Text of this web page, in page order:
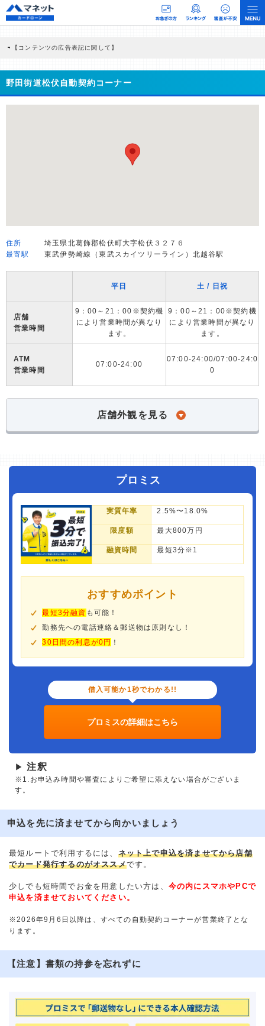
【コンテンツの広告表記に関して】
商品を根拠なくPRするものではなく、当編集部の調査／ユーザーへの口コミ収集な
どに基づき、公平性を担保した情報提供を行っています。
>提携企業一覧
野田街道松伏自動契約コーナー
住所
埼玉県北葛飾郡松伏町大字松伏３２７６
最寄駅
東武伊勢崎線（東武スカイツリーライン）北越谷駅
平日 土 / 日祝
店舗
営業時間
9：00～21：00※契約機
により営業時間が異なり
ます。
9：00～21：00※契約機
により営業時間が異なり
ます。
ATM
営業時間
07:00-24:00
07:00-24:00/07:00-24:0
0
店舗外観を見る
プロミス
実質年率 2.5%〜18.0%
限度額 最大800万円
融資時間 最短3分※1
おすすめポイント
最短3分融資 も可能！
勤務先への電話連絡＆郵送物は原則なし！
30日間の利息が0円 ！
借入可能か1秒でわかる!!
プロミスの詳細はこちら
▶ 注釈
※1.お申込み時間や審査によりご希望に添えない場合がございま
す。
申込を先に済ませてから向かいましょう
最短ルートで利用するには、 ネット上で申込を済ませてから店舗
でカード発行するのがオススメです。
少しでも短時間でお金を用意したい方は、 今の内にスマホやPCで
申込を済ませておいてください。
※2026年9月6日以降は、すべての自動契約コーナーが営業終了とな
ります。
【注意】書類の持参を忘れずに